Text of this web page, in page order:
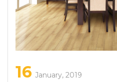
16 January, 2019